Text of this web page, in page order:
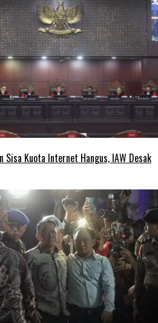
Sisa Kuota Internet Hangus, IAW Desak